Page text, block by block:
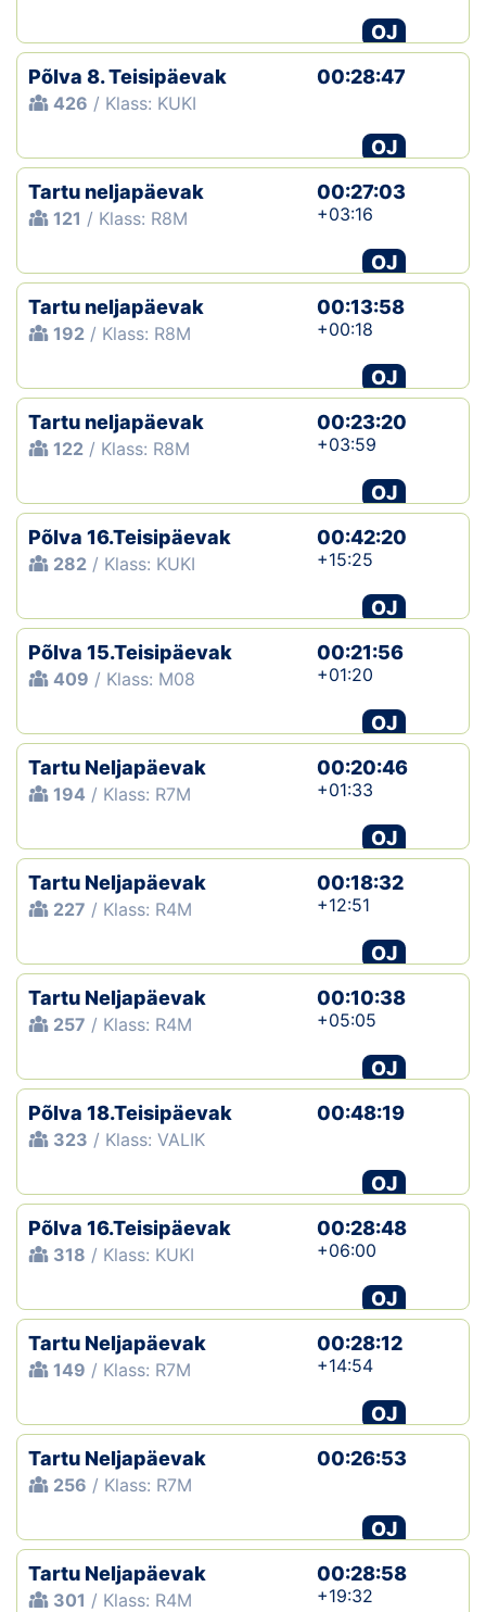
OJ
Põlva 8. Teisipäevak
426 / Klass: KUKI
00:28:47
OJ
Tartu neljapäevak
121 / Klass: R8M
00:27:03
+03:16
OJ
Tartu neljapäevak
192 / Klass: R8M
00:13:58
+00:18
OJ
Tartu neljapäevak
122 / Klass: R8M
00:23:20
+03:59
OJ
Põlva 16.Teisipäevak
282 / Klass: KUKI
00:42:20
+15:25
OJ
Põlva 15.Teisipäevak
409 / Klass: M08
00:21:56
+01:20
OJ
Tartu Neljapäevak
194 / Klass: R7M
00:20:46
+01:33
OJ
Tartu Neljapäevak
227 / Klass: R4M
00:18:32
+12:51
OJ
Tartu Neljapäevak
257 / Klass: R4M
00:10:38
+05:05
OJ
Põlva 18.Teisipäevak
323 / Klass: VALIK
00:48:19
OJ
Põlva 16.Teisipäevak
318 / Klass: KUKI
00:28:48
+06:00
OJ
Tartu Neljapäevak
149 / Klass: R7M
00:28:12
+14:54
OJ
Tartu Neljapäevak
256 / Klass: R7M
00:26:53
OJ
Tartu Neljapäevak
301 / Klass: R4M
00:28:58
+19:32